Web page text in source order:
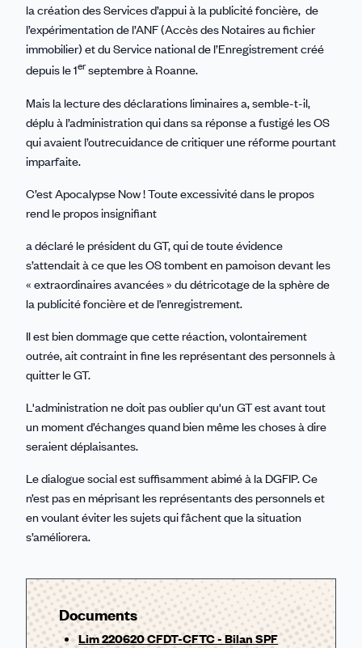
la création des Services d’appui à la publicité foncière, de
l’expérimentation de l’ANF (Accès des Notaires au fichier
immobilier) et du Service national de l’Enregistrement créé
depuis le 1erseptembre à Roanne.
Mais la lecture des déclarations liminaires a, semble-t-il,
déplu à l’administration qui dans sa réponse a fustigé les OS
qui avaient l’outrecuidance de critiquer une réforme pourtant
imparfaite.
C’est Apocalypse Now ! Toute excessivité dans le propos
rend le propos insignifiant
a déclaré le président du GT, qui de toute évidence
s’attendait à ce que les OS tombent en pamoison devant les
« extraordinaires avancées » du détricotage de la sphère de
la publicité foncière et de l’enregistrement.
Il est bien dommage que cette réaction, volontairement
outrée, ait contraint in fine les représentant des personnels à
quitter le GT.
L'administration ne doit pas oublier qu'un GT est avant tout
un moment d’échanges quand bien même les choses à dire
seraient déplaisantes.
Le dialogue social est suffisamment abimé à la DGFIP. Ce
n’est pas en méprisant les représentants des personnels et
en voulant éviter les sujets qui fâchent que la situation
s’améliorera.
Documents
Lim 220620 CFDT-CFTC - Bilan SPF